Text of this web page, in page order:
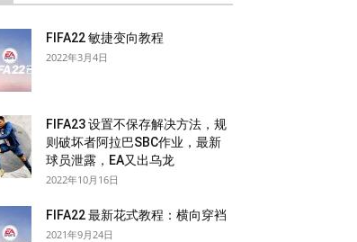
FIFA22 敏捷变向教程
2022年3月4日
FIFA23 设置不保存解决方法，规
则破坏者阿拉巴SBC作业，最新
球员泄露，EA又出乌龙
2022年10月16日
FIFA22 最新花式教程：横向穿裆
2021年9月24日